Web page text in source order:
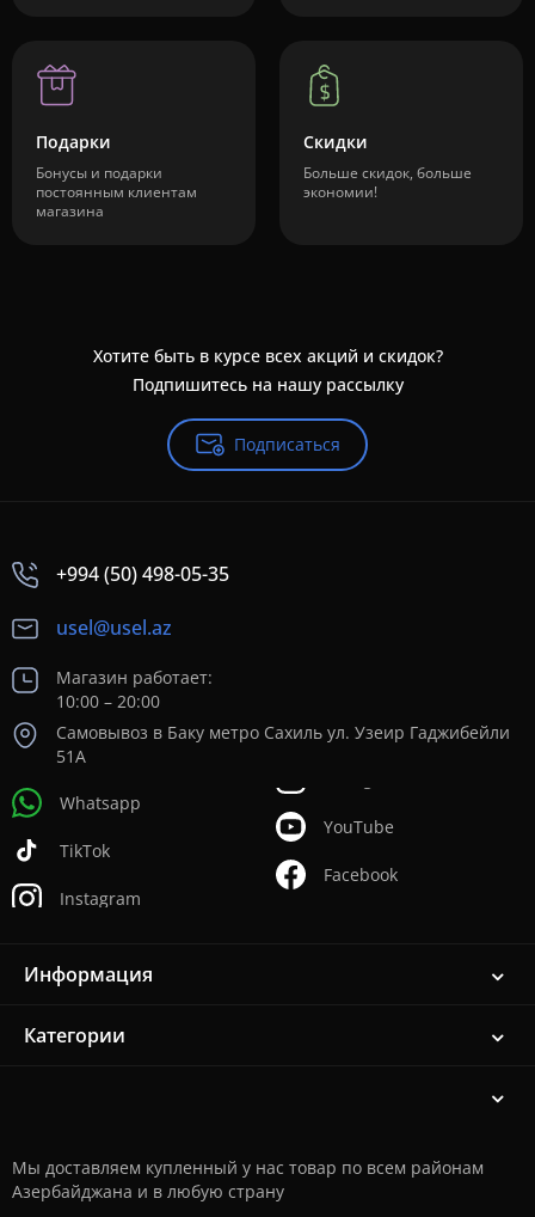
Подарки
Бонусы и подарки
постоянным клиентам
магазина
Скидки
Больше скидок, больше
экономии!
Хотите быть в курсе всех акций и скидок?
Подпишитесь на нашу рассылку
Подписаться
+994 (50) 498-05-35
usel@usel.az
Магазин работает:
10:00 – 20:00
Самовывоз в Баку метро Сахиль ул. Узеир Гаджибейли
51А
Whatsapp
TikTok
Instagram
YouTube
Facebook
Информация
Категории
Мы доставляем купленный у нас товар по всем районам
Азербайджана и в любую страну